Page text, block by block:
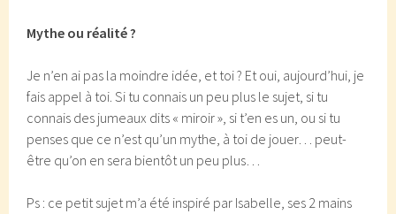
Mythe ou réalité ?
Je n’en ai pas la moindre idée, et toi ? Et oui, aujourd’hui, je
fais appel à toi. Si tu connais un peu plus le sujet, si tu
connais des jumeaux dits « miroir », si t’en es un, ou si tu
penses que ce n’est qu’un mythe, à toi de jouer… peut-
être qu’on en sera bientôt un peu plus…
Ps : ce petit sujet m’a été inspiré par Isabelle, ses 2 mains